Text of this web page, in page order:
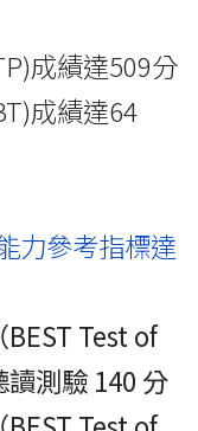
成績達509分
成績達64
力參考指標達
Test of
測驗 140 分